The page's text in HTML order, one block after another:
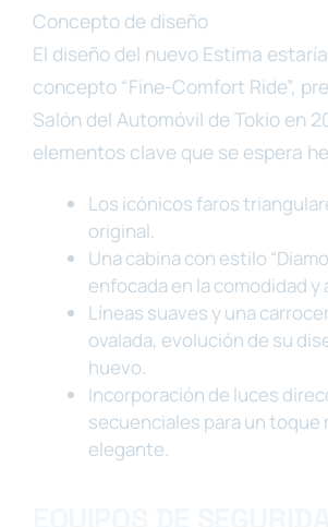
Concepto de diseño
El diseño del nuevo Estima
concepto “Fine-Comfort Ride”,
Salón del Automóvil de Tokio en
elementos clave que se espera
Los icónicos faros
original.
Una cabina con estilo
enfocada en la comodidad y
Líneas suaves y una
ovalada, evolución de su
huevo.
Incorporación de luces
secuenciales para un toque
elegante.